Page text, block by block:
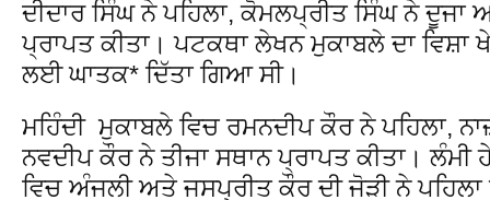
ਦੀਦਾਰ ਸਿੰਘ ਨੇ ਪਹਿਲਾ, ਕੋਮਲਪ੍ਰੀਤ ਸਿੰਘ ਨੇ ਦੂਜਾ
ਪ੍ਰਾਪਤ ਕੀਤਾ। ਪਟਕਥਾ ਲੇਖਨ ਮੁਕਾਬਲੇ ਦਾ ਵਿਸ਼ਾ
ਲਈ ਘਾਤਕ* ਦਿੱਤਾ ਗਿਆ ਸੀ।
ਮਹਿੰਦੀ ਮੁਕਾਬਲੇ ਵਿਚ ਰਮਨਦੀਪ ਕੌਰ ਨੇ ਪਹਿਲਾ,
ਨਵਦੀਪ ਕੌਰ ਨੇ ਤੀਜਾ ਸਥਾਨ ਪ੍ਰਾਪਤ ਕੀਤਾ।
ਵਿਚ ਅੰਜਲੀ ਅਤੇ ਜਸਪ੍ਰੀਤ ਕੌਰ ਦੀ ਜੋੜੀ ਨੇ ਪਹਿਲਾ